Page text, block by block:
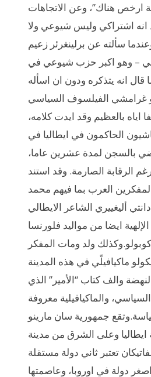
ارخص هناك”، وعن الاتجاهات
انه اشتراكي وليس شيوعي ولا
سألته عن برلينغرئر زعيم
– وهو اكبر حزب شيوعي في
انه يتذكره ودون ان اسأله
غرامشي الفيلسوف السياسي
اياه بالعظيم وقد ايدت كلامه،
الحاكمون في ايطاليا في
بالسجن لمدة عشرين عاما،
الرقابة الصارمة. وقد استند
العرب بما فيهم محمد
أليغييري الشاعر الايطالي
ايضا من مواليد فلورنسا
ولد ومات المفكر
ماكيافيلّي في هذه المدينة
والف كتاب “الأمير” الذي
والماكيافيلية معروفة
جمهورية سان مارينو
وعلى الشرق من مدينة
تعتبر ثاني دولة مستقلة
دولة في اوروبا، وعاصمتها